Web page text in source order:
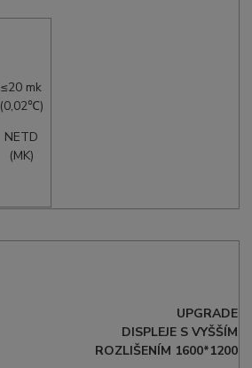
≤20 mk
(0,02℃)
NETD
(MK)
UPGRADE
DISPLEJE S VYŠŠÍM
ROZLIŠENÍM 1600*1200